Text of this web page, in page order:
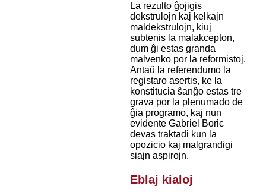
La rezulto ĝojigis
dekstrulojn kaj kelkajn
maldekstrulojn, kiuj
subtenis la malakcepton,
dum ĝi estas granda
malvenko por la reformistoj.
Antaŭ la referendumo la
registaro asertis, ke la
konstitucia ŝanĝo estas tre
grava por la plenumado de
ĝia programo, kaj nun
evidente Gabriel Boric
devas traktadi kun la
opozicio kaj malgrandigi
siajn aspirojn.
Eblaj kialoj